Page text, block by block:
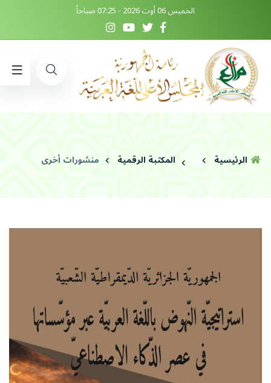
الخميس 06 أوت 2026 - 07:25 صباحاً
الرئيسية المكتبة الرقمية منشورات أخرى